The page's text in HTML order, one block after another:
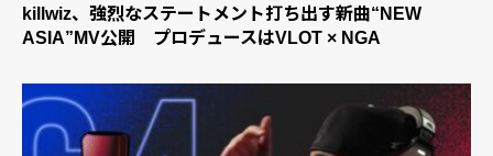
killwiz、強烈なステートメント打ち出す新曲“NEW
ASIA”MV公開 プロデュースはVLOT × NGA